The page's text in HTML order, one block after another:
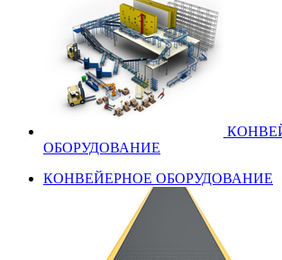
ОБОРУДОВАНИЕ
КОНВЕЙЕРНОЕ ОБОРУДОВАНИЕ